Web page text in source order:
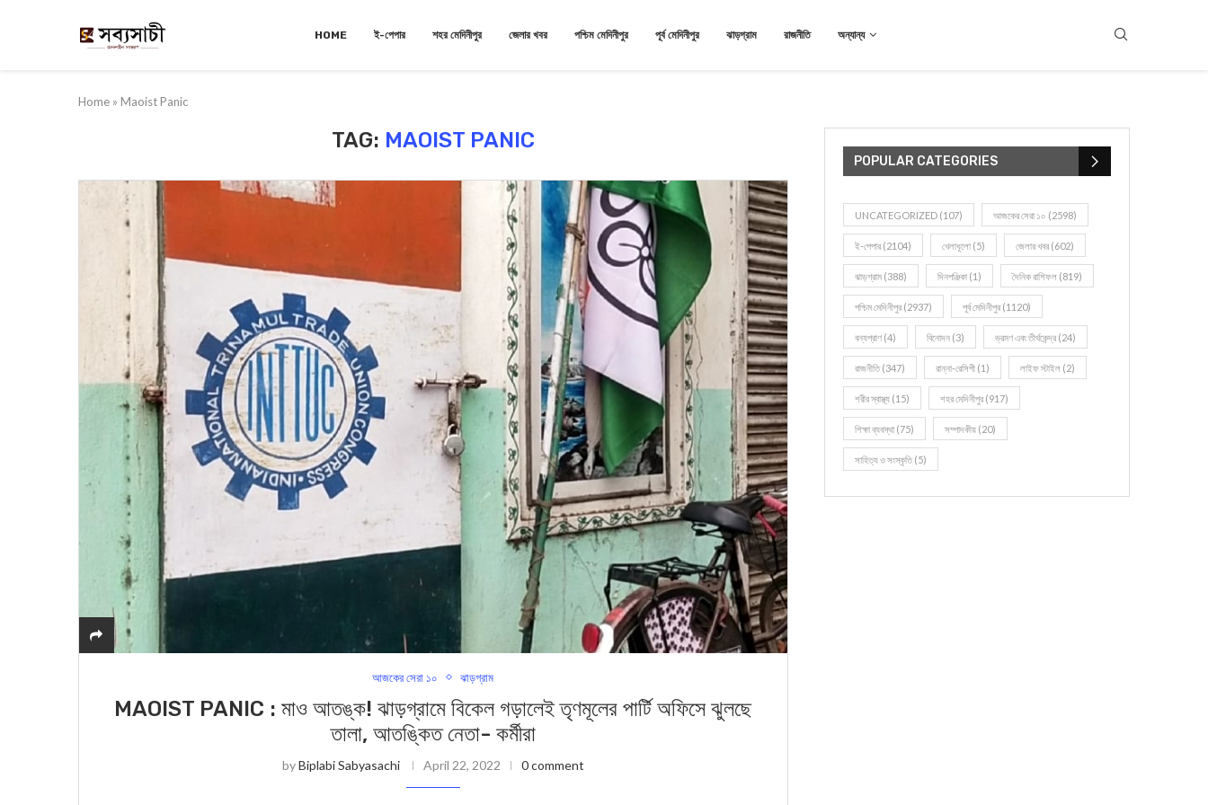
HOME ই-পেপার শহর মেদিনীপুর জেলার খবর পশ্চিম মেদিনীপুর পূর্ব মেদিনীপুর ঝাড়গ্রাম রাজনীতি অন্যান্য
Home » Maoist Panic
TAG: MAOIST PANIC
আজকের সেরা ১০ ঝাড়গ্রাম
MAOIST PANIC : মাও আতঙ্ক! ঝাড়গ্রামে বিকেল গড়ালেই তৃণমূলের পার্টি অফিসে ঝুলছে
তাল‍া, আতঙ্কিত নেতা- কর্মীরা
byBiplabi Sabyasachi April 22, 2022 0 comment
POPULAR CATEGORIES
UNCATEGORIZED (107) আজকের সেরা ১০ (2598)
ই-পেপার (2104) খেলাধূলো (5) জেলার খবর (602)
ঝাড়গ্রাম (388) দিনপঞ্জিকা (1) দৈনিক রাশিফল (819)
পশ্চিম মেদিনীপুর (2937) পূর্ব মেদিনীপুর (1120)
বন্যপ্রাণ (4) বিনোদন (3) ভ্রমণ এবং তীর্থকেন্দ্র (24)
রাজনীতি(347) রান্না-রেসিপী (1) লাইফ স্টাইল (2)
শরীর স্বাস্থ্য (15) শহর মেদিনীপুর (917)
শিক্ষা ব্যবস্থা (75) সম্পাদকীয় (20)
সাহিত্য ও সংস্কৃতি(5)